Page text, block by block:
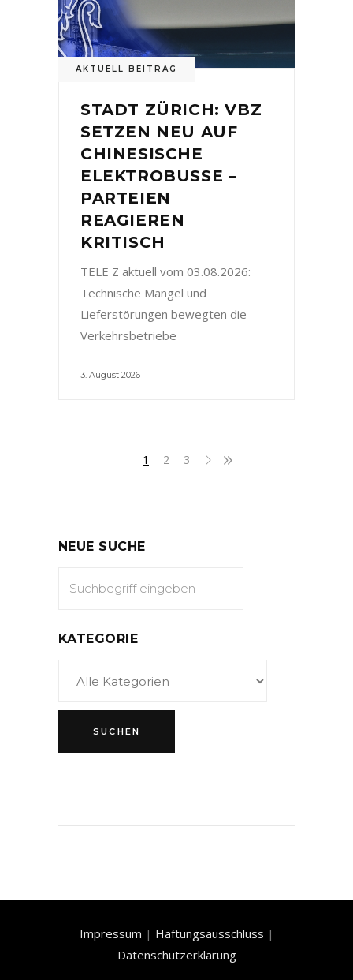
AKTUELL BEITRAG
STADT ZÜRICH: VBZ
SETZEN NEU AUF
CHINESISCHE
ELEKTROBUSSE –
PARTEIEN
REAGIEREN
KRITISCH
TELE Z aktuell vom 03.08.2026:
Technische Mängel und
Lieferstörungen bewegten die
Verkehrsbetriebe
3. August 2026
1 2 3
NEUE SUCHE
KATEGORIE
Impressum | Haftungsausschluss |
Datenschutzerklärung